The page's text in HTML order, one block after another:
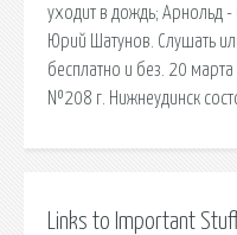
уходит в дождь; Арнольд -
Юрий Шатунов. Слушать
бесплатно и без. 20
№208 г. Нижнеудинск
Links to Important